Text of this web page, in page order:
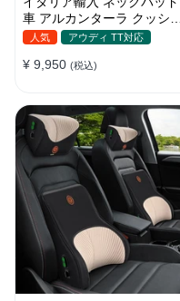
車 アルカンターラ クッショ
ン 低反発 ネックピロー ドラ
人気 アウディ TT対応
¥ 9,950 (税込)